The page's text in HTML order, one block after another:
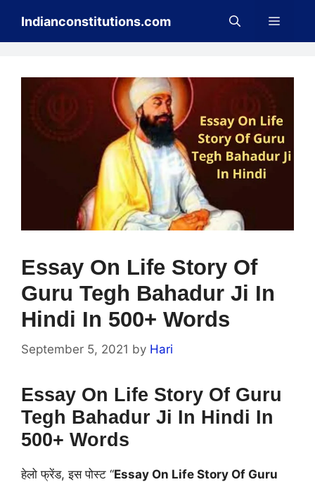
content
Indianconstitutions.com Menu
Essay On Life Story Of
Guru Tegh Bahadur Ji In
Hindi In 500+ Words
September 5, 2021 by Hari
Essay On Life Story Of Guru
Tegh Bahadur Ji In Hindi In
500+ Words
हेलो फ्रेंड, इस पोस्ट “Essay On Life Story Of Guru